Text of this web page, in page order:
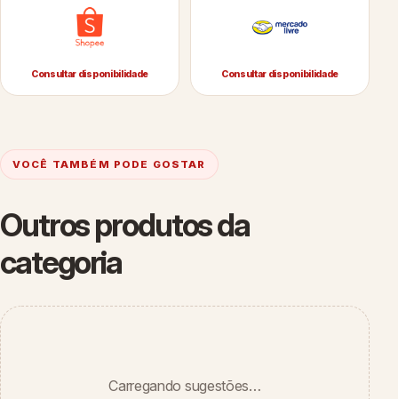
Consultar disponibilidade Consultar disponibilidade
VOCÊ TAMBÉM PODE GOSTAR
Outros produtos da
categoria
Carregando sugestões…